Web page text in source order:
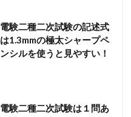
電験二種二次試験の記述式
は1.3mmの極太シャープペ
ンシルを使うと見やすい！
電験二種二次試験は１問あ